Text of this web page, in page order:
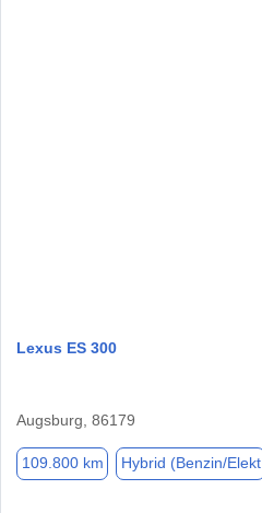
Lexus ES 300
Augsburg, 86179
109.800 km Hybrid (Benzin/Elekt